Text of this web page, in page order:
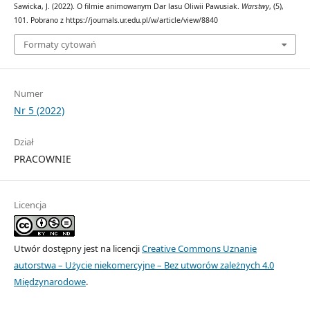
Sawicka, J. (2022). O filmie animowanym Dar lasu Oliwii Pawusiak. Warstwy, (5),
101. Pobrano z https://journals.ur.edu.pl/w/article/view/8840
Formaty cytowań
Numer
Nr 5 (2022)
Dział
PRACOWNIE
Licencja
Utwór dostępny jest na licencjiCreative Commons Uznanie
autorstwa – Użycie niekomercyjne – Bez utworów zależnych 4.0
Międzynarodowe.